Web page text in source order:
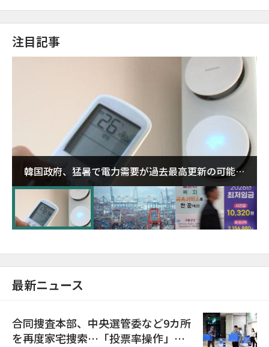
注目記事
韓国政府、猛暑で電力需要が過去最高更新の可能性
に需給対応体制を点検
最新ニュース
合同捜査本部、中央選管委など9カ所
を再度家宅捜索…「投票率操作」の